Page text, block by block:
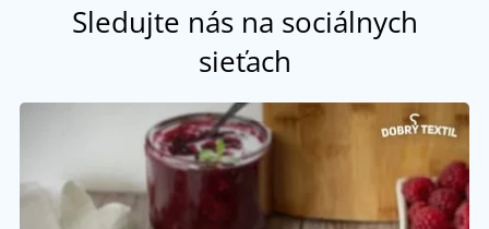
Sledujte nás na sociálnych
sieťach